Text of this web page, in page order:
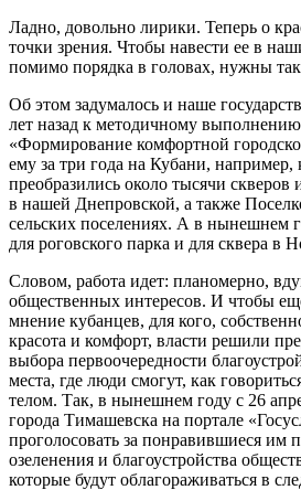
Ладно, довольно лирики. Теперь о
точки зрения. Чтобы навести ее в
помимо порядка в головах, нужны
Об этом задумалось и наше
лет назад к методичному выполнению
«Формирование комфортной
ему за три года на Кубани, например,
преобразились около тысячи
в нашей Днепровской, а также
сельских поселениях. А в нынешнем
для роговского парка и для сквера в
Словом, работа идет: планомерно,
общественных интересов. И чтобы
мнение кубанцев, для кого,
красота и комфорт, власти решили
выбора первоочередности
места, где люди смогут, как
телом. Так, в нынешнем году с 26
города Тимашевска на портале
проголосовать за понравившиеся им
озеленения и благоустройства
которые будут облагораживаться в